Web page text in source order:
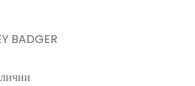
BADGER